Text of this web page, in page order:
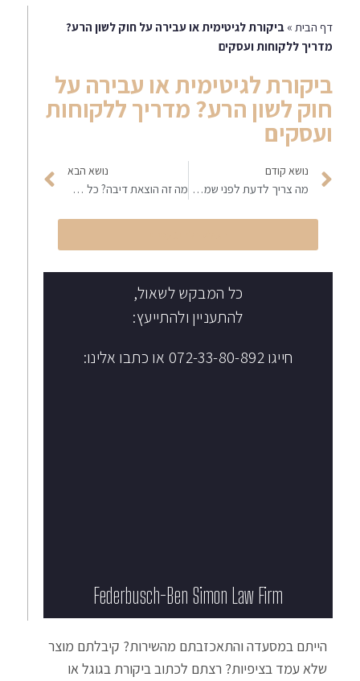
דף הבית» ביקורת לגיטימית או עבירה על חוק לשון הרע?
מדריך ללקוחות ועסקים
ביקורת לגיטימית או עבירה על
חוק לשון הרע? מדריך ללקוחות
ועסקים
נושא קודם
מה צריך לדעת לפני שמגישים תביעת לשון הרע?
נושא הבא
מה זה הוצאת דיבה? כל מה שחשוב לדעת
כל המבקש לשאול,
להתעניין ולהתייעץ:
חייגו 072-33-80-892 או כתבו אלינו:
Federbusch-Ben Simon Law Firm​
הייתם במסעדה והתאכזבתם מהשירות? קיבלתם מוצר
שלא עמד בציפיות? רצתם לכתוב ביקורת בגוגל או